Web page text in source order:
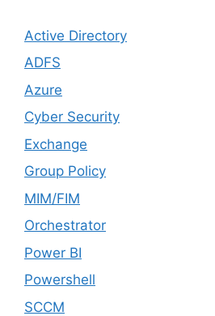
Active Directory
ADFS
Azure
Cyber Security
Exchange
Group Policy
MIM/FIM
Orchestrator
Power BI
Powershell
SCCM